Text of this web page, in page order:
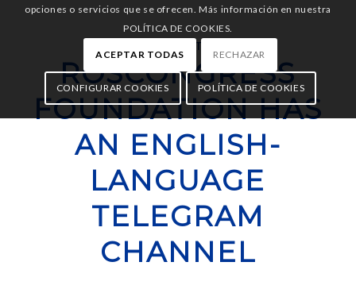
NOTICIAS
ROSCONGRESS
FOUNDATION HAS
AN ENGLISH-
LANGUAGE
TELEGRAM
CHANNEL
opciones o servicios que se ofrecen. Más información en nuestra
POLÍTICA DE COOKIES.
ACEPTAR TODAS RECHAZAR
CONFIGURAR COOKIES POLÍTICA DE COOKIES